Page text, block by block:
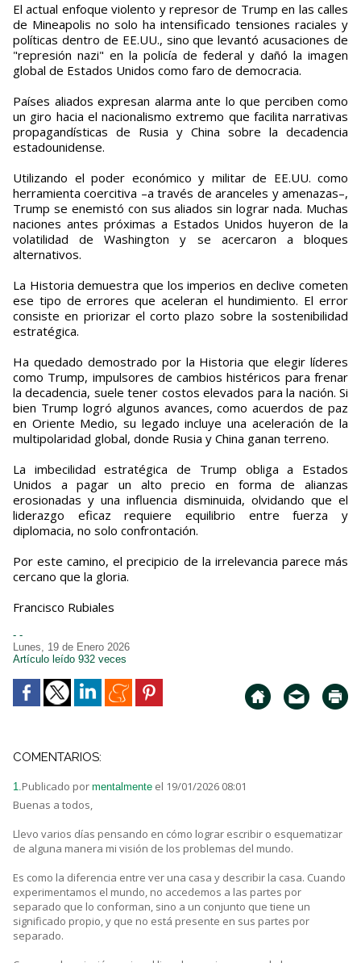
El actual enfoque violento y represor de Trump en las calles
de Mineapolis no solo ha intensificado tensiones raciales y
políticas dentro de EE.UU., sino que levantó acusaciones de
"represión nazi" en la policía de federal y dañó la imagen
global de Estados Unidos como faro de democracia.
Países aliados expresan alarma ante lo que perciben como
un giro hacia el nacionalismo extremo que facilita narrativas
propagandísticas de Rusia y China sobre la decadencia
estadounidense.
Utilizando el poder económico y militar de EE.UU. como
herramienta coercitiva –a través de aranceles y amenazas–,
Trump se enemistó con sus aliados sin lograr nada. Muchas
naciones antes próximas a Estados Unidos huyeron de la
volatilidad de Washington y se acercaron a bloques
alternativos.
La Historia demuestra que los imperios en declive cometen
ese tipo de errores que aceleran el hundimiento. El error
consiste en priorizar el corto plazo sobre la sostenibilidad
estratégica.
Ha quedado demostrado por la Historia que elegir líderes
como Trump, impulsores de cambios histéricos para frenar
la decadencia, suele tener costos elevados para la nación. Si
bien Trump logró algunos avances, como acuerdos de paz
en Oriente Medio, su legado incluye una aceleración de la
multipolaridad global, donde Rusia y China ganan terreno.
La imbecilidad estratégica de Trump obliga a Estados
Unidos a pagar un alto precio en forma de alianzas
erosionadas y una influencia disminuida, olvidando que el
liderazgo eficaz requiere equilibrio entre fuerza y
diplomacia, no solo confrontación.
Por este camino, el precipicio de la irrelevancia parece más
cercano que la gloria.
Francisco Rubiales
- -
Lunes, 19 de Enero 2026
Artículo leído 932 veces
COMENTARIOS:
1.Publicado por mentalmente el 19/01/2026 08:01
Buenas a todos,
Llevo varios días pensando en cómo lograr escribir o esquematizar
de alguna manera mi visión de los problemas del mundo.
Es como la diferencia entre ver una casa y describir la casa. Cuando
experimentamos el mundo, no accedemos a las partes por
separado que lo conforman, sino a un conjunto que tiene un
significado propio, y que no está presente en sus partes por
separado.